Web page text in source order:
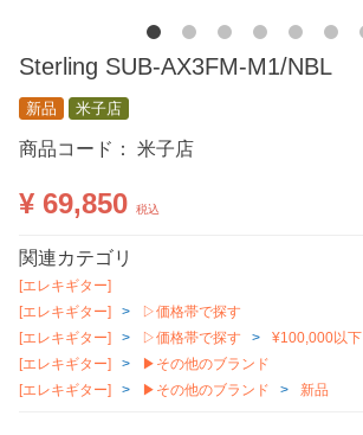
Sterling SUB-AX3FM-M1/NBL
新品 米子店
商品コード： 米子店
¥ 69,850 税込
関連カテゴリ
[エレキギター]
[エレキギター]
▷価格帯で探す
[エレキギター]
▷価格帯で探す
¥100,000以下
[エレキギター]
▶その他のブランド
[エレキギター]
▶その他のブランド 新品